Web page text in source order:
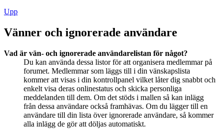
Upp
Vänner och ignorerade användare
Vad är vän- och ignorerade användarelistan för något?
Du kan använda dessa listor för att organisera medlemmar på
forumet. Medlemmar som läggs till i din vänskapslista
kommer att visas i din kontrollpanel vilket låter dig snabbt och
enkelt visa deras onlinestatus och skicka personliga
meddelanden till dem. Om det stöds i mallen så kan inlägg
från dessa användare också framhävas. Om du lägger till en
användare till din lista över ignorerade användare, så kommer
alla inlägg de gör att döljas automatiskt.